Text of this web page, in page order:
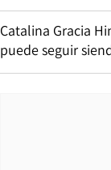
Catalina Gracia
puede seguir